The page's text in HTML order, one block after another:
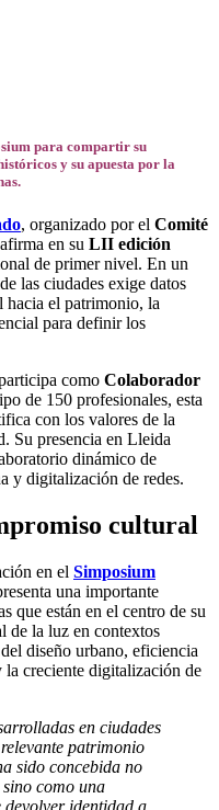
para compartir su
y su apuesta por la
, organizado por el Comité
en su LII edición
de primer nivel. En un
las ciudades exige datos
hacia el patrimonio, la
para definir los
como Colaborador
de 150 profesionales, esta
con los valores de la
Su presencia en Lleida
dinámico de
y digitalización de redes.
cultural
en el Simposium
una importante
que están en el centro de su
de la luz en contextos
diseño urbano, eficiencia
la creciente digitalización de
en ciudades
patrimonio
sido concebida no
como una